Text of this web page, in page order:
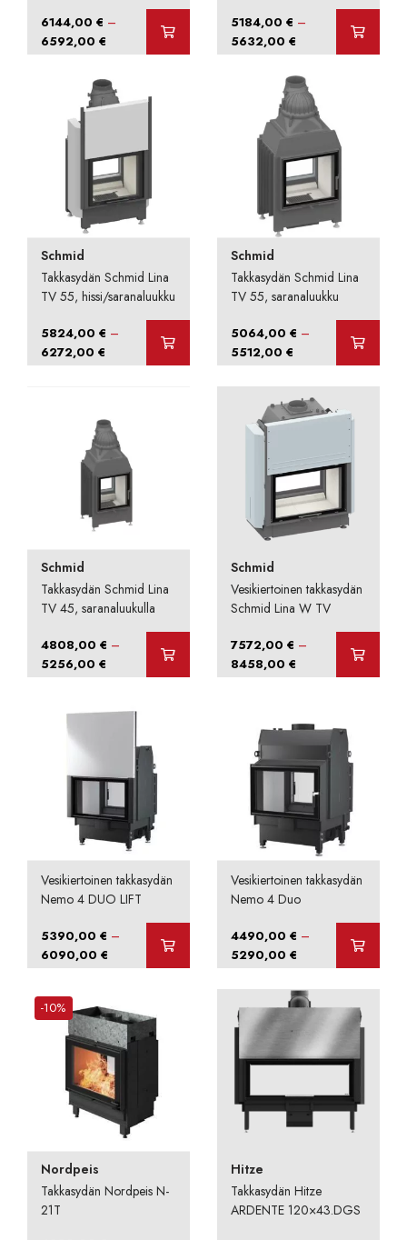
6144,00€ –
6592,00€ Hintaluokka:
6144,00 €
-
6592,00 €
5184,00€ –
5632,00€ Hintaluokka:
5184,00 €
-
5632,00 €
Schmid
Takkasydän Schmid Lina
TV 55, hissi/saranaluukku
5824,00€ –
6272,00€ Hintaluokka:
5824,00 €
Schmid
Takkasydän Schmid Lina
TV 55, saranaluukku
5064,00€ –
5512,00€ Hintaluokka:
5064,00 €
-
5512,00 €
Schmid
Takkasydän Schmid Lina
TV 45, saranaluukulla
4808,00€ –
5256,00€ Hintaluokka:
4808,00 €
Schmid
Vesikiertoinen takkasydän
Schmid Lina W TV
7572,00€ –
8458,00€ Hintaluokka:
7572,00 €
8458,00 €
Vesikiertoinen takkasydän
Nemo 4 DUO LIFT
5390,00€ –
6090,00€ Hintaluokka:
5390,00 €
6090,00 €
Vesikiertoinen takkasydän
Nemo 4 Duo
4490,00€ –
5290,00€ Hintaluokka:
4490,00 €
-
5290,00 €
-10%
Nordpeis
Takkasydän Nordpeis N-
21T
Hitze
Takkasydän Hitze
ARDENTE 120×43.DGS